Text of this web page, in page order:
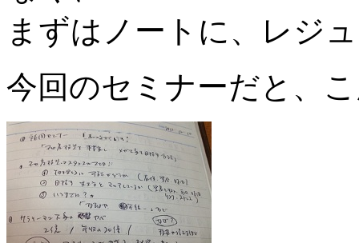
まずはノートに、レジ
今回のセミナーだと、